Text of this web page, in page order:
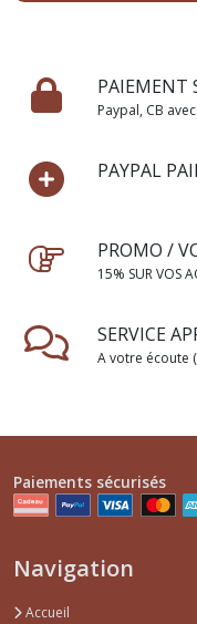
PAIEMENT
Paypal, CB
PAYPAL
PROMO /
15% SUR VOS
SERVICE
A votre écoute
Paiements sécurisés
Navigation
Accueil